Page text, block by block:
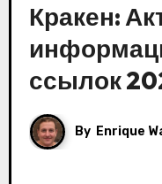
Кракен:
ссылок
By Enrique